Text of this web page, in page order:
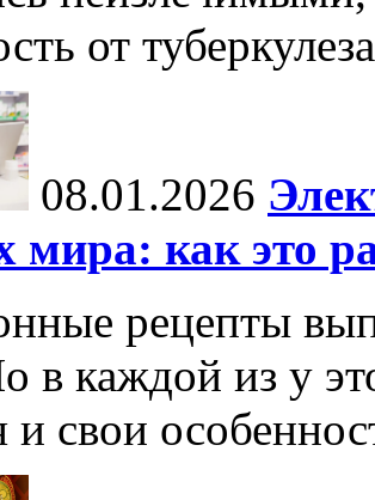
от
08.01.2026
мира: как это
рецепты
в каждой из у
и свои